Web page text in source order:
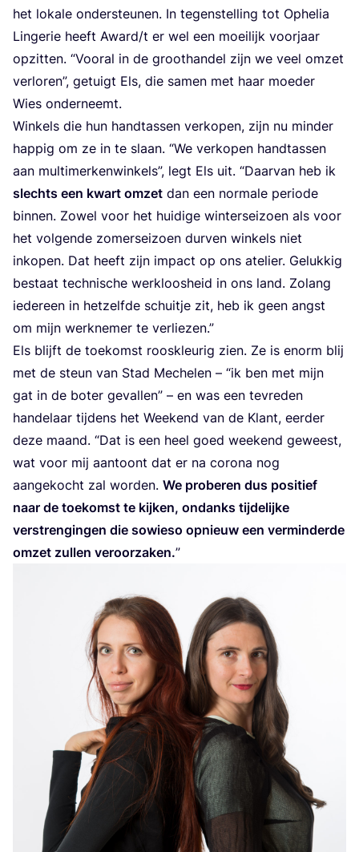
het loka­le onder­steu­nen. In tegen­stel­ling tot Ophe­lia
Lin­ge­rie heeft Award/​t er wel een moei­lijk voor­jaar
opzit­ten. “Voor­al in de groot­han­del zijn we veel omzet
ver­lo­ren”, getuigt Els, die samen met haar moe­der
Wies onderneemt.
Win­kels die hun hand­tas­sen ver­ko­pen, zijn nu min­der
hap­pig om ze in te slaan. “We ver­ko­pen hand­tas­sen
aan mul­ti­mer­ken­win­kels”, legt Els uit. “Daar­van heb ik
slechts een kwart omzet dan een nor­ma­le peri­o­de
bin­nen. Zowel voor het hui­di­ge win­ter­sei­zoen als voor
het vol­gen­de zomer­sei­zoen dur­ven win­kels niet
inko­pen. Dat heeft zijn impact op ons ate­lier. Geluk­kig
bestaat tech­ni­sche werk­loos­heid in ons land. Zolang
ieder­een in het­zelf­de schuit­je zit, heb ik geen angst
om mijn werk­ne­mer te verliezen.”
Els blijft de toe­komst roos­kleu­rig zien. Ze is enorm blij
met de steun van Stad Meche­len – “ik ben met mijn
gat in de boter geval­len” – en was een tevre­den
han­de­laar tij­dens het Week­end van de Klant, eer­der
deze maand. “Dat is een heel goed week­end geweest,
wat voor mij aan­toont dat er na coro­na nog
aan­ge­kocht zal wor­den. We pro­be­ren dus posi­tief
naar de toe­komst te kij­ken, ondanks tij­de­lij­ke
ver­stren­gin­gen die sowie­so opnieuw een ver­min­der­de
omzet zul­len ver­oor­za­ken.”